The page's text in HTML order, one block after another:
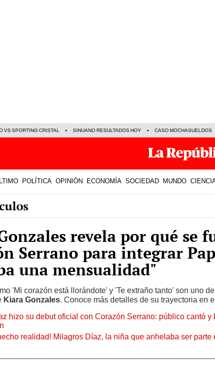
VS SPORTING CRISTAL SINUANO RESULTADOS HOY CASO MOCHASUELDOS
POLÍTICA OPINIÓN ECONOMÍA SOCIEDAD MUNDO
revela por qué se
Serrano para integrar
una mensualidad"
'Mi corazón está llorándote' y 'Te extraño tanto' son uno
Kiara Gonzales. Conoce más detalles de su trayectoria en
hizo su debut oficial con Corazón Serrano: público cantó y
realidad! Milagros Díaz, la niña que anhelaba ser parte